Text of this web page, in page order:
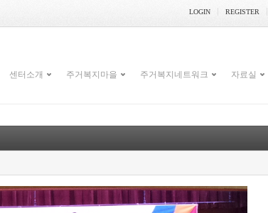
LOGIN REGISTER
센터소개 주거복지마을 주거복지네트워크 자료실